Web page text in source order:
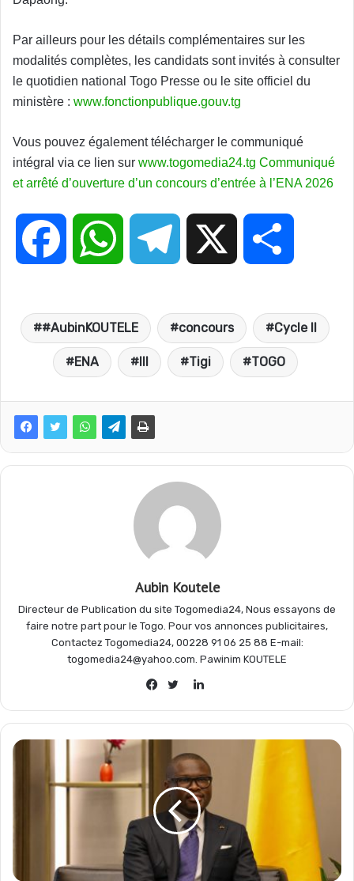
Par ailleurs pour les détails complémentaires sur les
modalités complètes, les candidats sont invités à consulter
le quotidien national Togo Presse ou le site officiel du
ministère : www.fonctionpublique.gouv.tg
Vous pouvez également télécharger le communiqué
intégral via ce lien sur www.togomedia24.tg Communiqué
et arrêté d’ouverture d’un concours d’entrée à l’ENA 2026
c
b
a
s
l
a
m
r
#AubinKOUTELE concours Cycle II
ENA III Tigi TOGO
Aubin Koutele
Directeur de Publication du site Togomedia24, Nous essayons de
faire notre part pour le Togo. Pour vos annonces publicitaires,
Contactez Togomedia24, 00228 91 06 25 88 E-mail:
togomedia24@yahoo.com. Pawinim KOUTELE
Linkedin